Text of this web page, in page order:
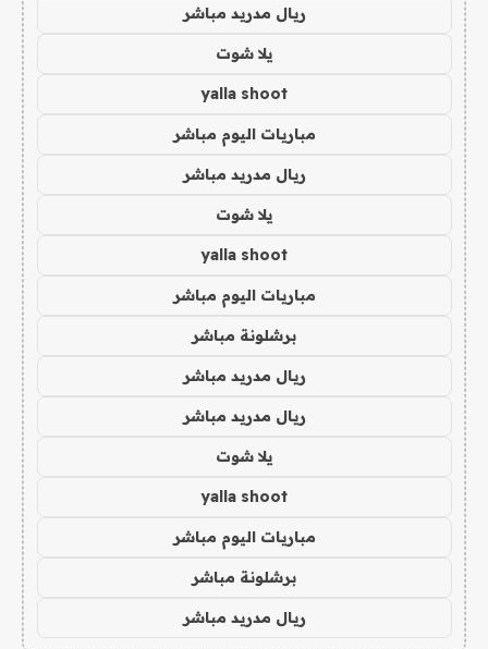
ريال مدريد مباشر
يلا شوت
yalla shoot
مباريات اليوم مباشر
ريال مدريد مباشر
يلا شوت
yalla shoot
مباريات اليوم مباشر
برشلونة مباشر
ريال مدريد مباشر
ريال مدريد مباشر
يلا شوت
yalla shoot
مباريات اليوم مباشر
برشلونة مباشر
ريال مدريد مباشر